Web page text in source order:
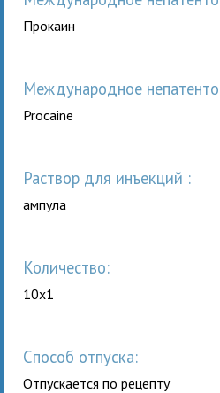
Прокаин
Международное
Procaine
раствор для инъекций :
ампула
Количество:
10x1
Способ отпуска:
Отпускается по рецепту